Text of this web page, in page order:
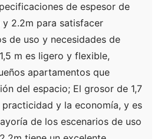
de espesor de
y 2.2m para satisfacer
de uso y necesidades de
m es ligero y flexible,
apartamentos que
del espacio; El grosor de 1,7
y la economía, y es
de los escenarios de uso